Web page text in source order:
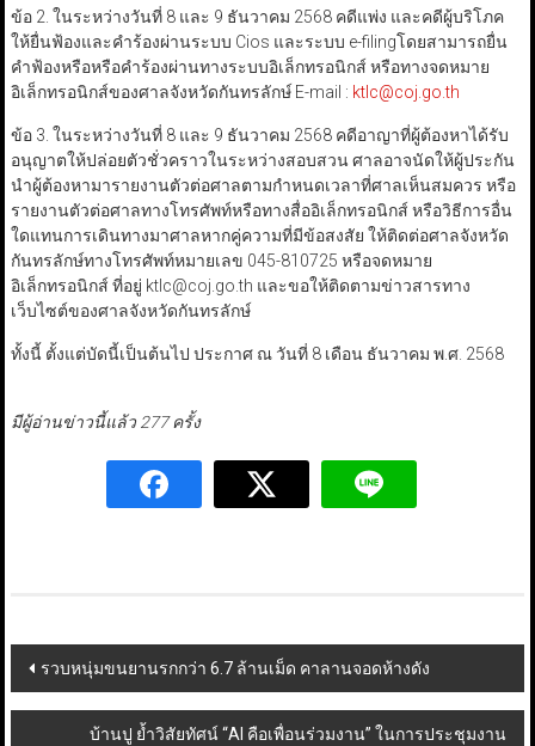
ข้อ 2. ในระหว่างวันที่ 8 และ 9 ธันวาคม 2568 คดีแพ่ง และคดีผู้บริโภค
ให้ยื่นฟ้องและคำร้องผ่านระบบ Cios และระบบ e-filingโดยสามารถยื่น
คำฟ้องหรือหรือคำร้องผ่านทางระบบอิเล็กทรอนิกส์ หรือทางจดหมาย
อิเล็กทรอนิกส์ของศาลจังหวัดกันทรลักษ์ E-mail : ktlc@coj.go.th
ข้อ 3. ในระหว่างวันที่ 8 และ 9 ธันวาคม 2568 คดีอาญาที่ผู้ต้องหาได้รับ
อนุญาตให้ปล่อยตัวชั่วคราวในระหว่างสอบสวน ศาลอาจนัดให้ผู้ประกัน
นำผู้ต้องหามารายงานตัวต่อศาลตามกำหนดเวลาที่ศาลเห็นสมควร หรือ
รายงานตัวต่อศาลทางโทรศัพท์หรือทางสื่ออิเล็กทรอนิกส์ หรือวิธีการอื่น
ใดแทนการเดินทางมาศาลหากคู่ความที่มีข้อสงสัย ให้ติดต่อศาลจังหวัด
กันทรลักษ์ทางโทรศัพท์หมายเลข 045-810725 หรือจดหมาย
อิเล็กทรอนิกส์ ที่อยู่ ktlc@coj.go.th และขอให้ติดตามข่าวสารทาง
เว็บไซต์ของศาลจังหวัดกันทรลักษ์
ทั้งนี้ ตั้งแต่บัดนี้เป็นต้นไป ประกาศ ณ วันที่ 8 เดือน ธันวาคม พ.ศ. 2568
มีผู้อ่านข่าวนี้แล้ว 277 ครั้ง
Post
navigation
รวบหนุ่มขนยานรกกว่า 6.7 ล้านเม็ด คาลานจอดห้างดัง
บ้านปู ย้ำวิสัยทัศน์ “AI คือเพื่อนร่วมงาน” ในการประชุมงาน